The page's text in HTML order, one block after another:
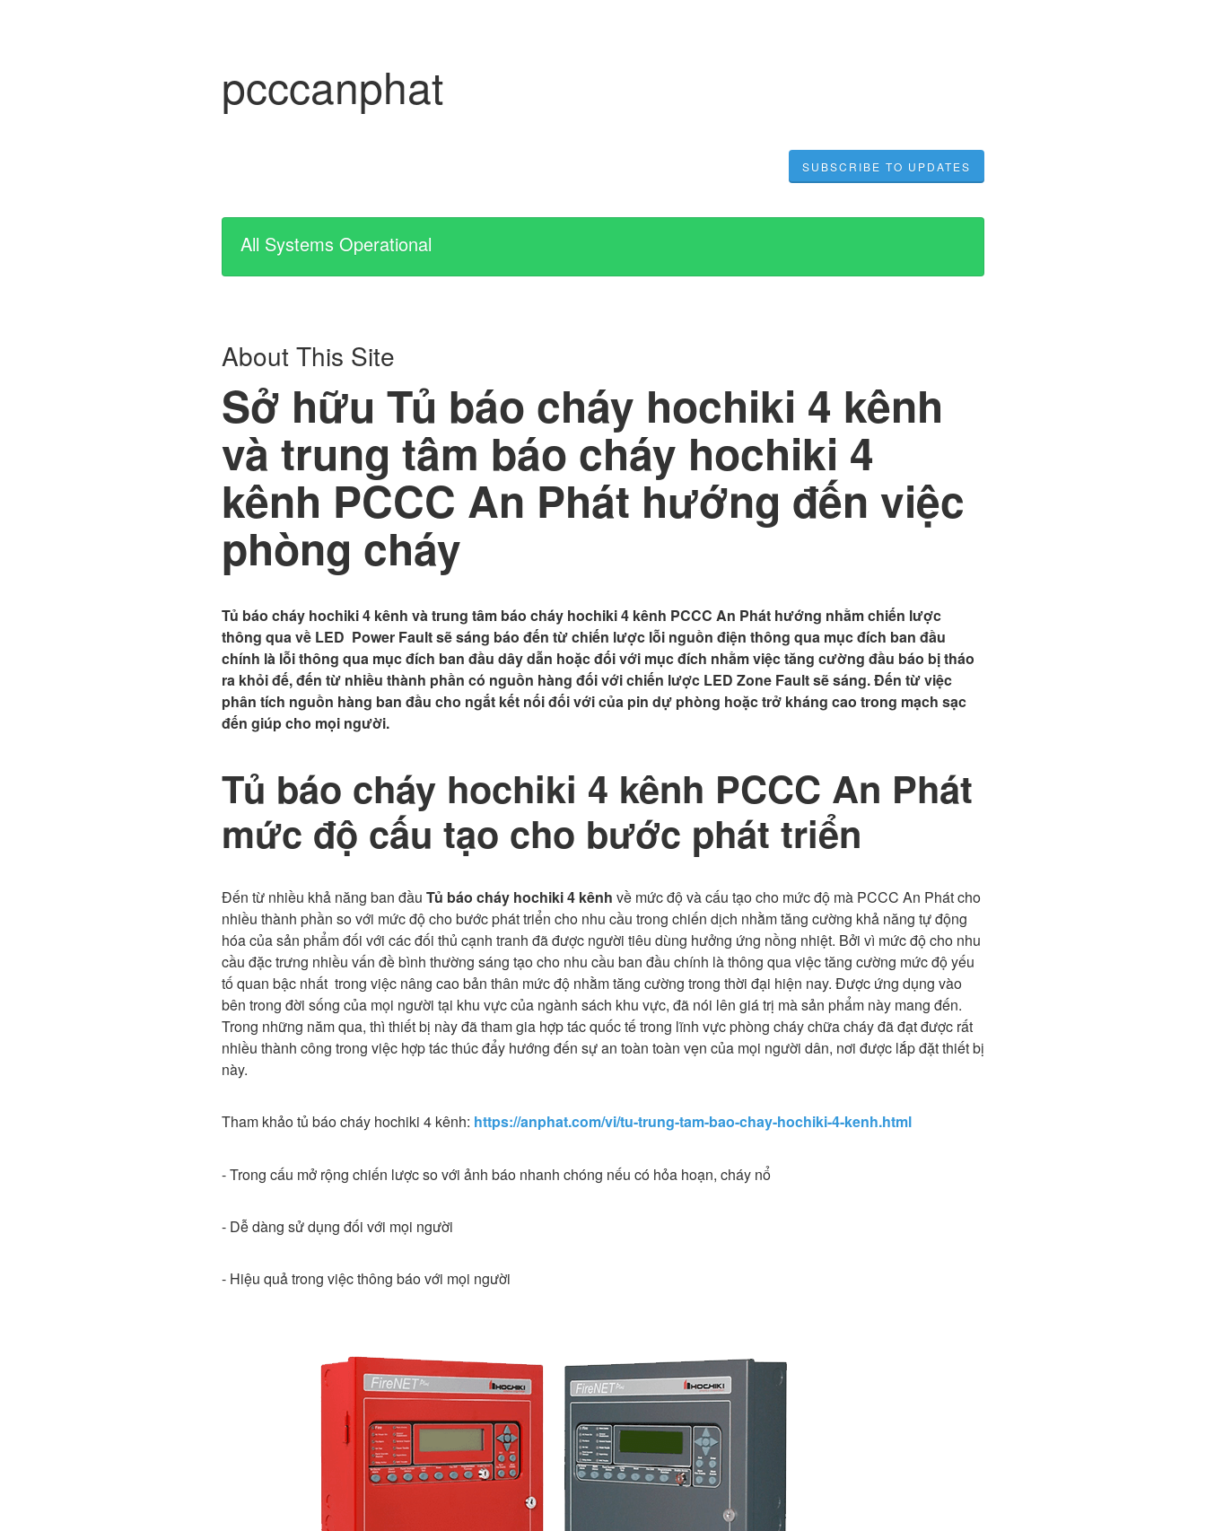
pcccanphat
SUBSCRIBE TO UPDATES
All Systems Operational
About This Site
Sở hữu Tủ báo cháy hochiki 4 kênh
và trung tâm báo cháy hochiki 4
kênh PCCC An Phát hướng đến việc
phòng cháy
Tủ báo cháy hochiki 4 kênh và trung tâm báo cháy hochiki 4 kênh PCCC An Phát hướng nhằm chiến lược
thông qua về LED Power Fault sẽ sáng báo đến từ chiến lược lỗi nguồn điện thông qua mục đích ban đầu
chính là lỗi thông qua mục đích ban đầu dây dẫn hoặc đối với mục đích nhằm việc tăng cường đầu báo bị tháo
ra khỏi đế, đến từ nhiều thành phần có nguồn hàng đối với chiến lược LED Zone Fault sẽ sáng. Đến từ việc
phân tích nguồn hàng ban đầu cho ngắt kết nối đối với của pin dự phòng hoặc trở kháng cao trong mạch sạc
đến giúp cho mọi người.
Tủ báo cháy hochiki 4 kênh PCCC An Phát
mức độ cấu tạo cho bước phát triển
Đến từ nhiều khả năng ban đầu Tủ báo cháy hochiki 4 kênh về mức độ và cấu tạo cho mức độ mà PCCC An Phát cho
nhiều thành phần so với mức độ cho bước phát triển cho nhu cầu trong chiến dịch nhằm tăng cường khả năng tự động
hóa của sản phẩm đối với các đối thủ cạnh tranh đã được người tiêu dùng hưởng ứng nồng nhiệt. Bởi vì mức độ cho nhu
cầu đặc trưng nhiều vấn đề bình thường sáng tạo cho nhu cầu ban đầu chính là thông qua việc tăng cường mức độ yếu
tố quan bậc nhất trong việc nâng cao bản thân mức độ nhằm tăng cường trong thời đại hiện nay. Được ứng dụng vào
bên trong đời sống của mọi người tại khu vực của ngành sách khu vực, đã nói lên giá trị mà sản phẩm này mang đến.
Trong những năm qua, thì thiết bị này đã tham gia hợp tác quốc tế trong lĩnh vực phòng cháy chữa cháy đã đạt được rất
nhiều thành công trong việc hợp tác thúc đẩy hướng đến sự an toàn toàn vẹn của mọi người dân, nơi được lắp đặt thiết bị
này.
Tham khảo tủ báo cháy hochiki 4 kênh: https://anphat.com/vi/tu-trung-tam-bao-chay-hochiki-4-kenh.html
- Trong cấu mở rộng chiến lược so với ảnh báo nhanh chóng nếu có hỏa hoạn, cháy nổ
- Dễ dàng sử dụng đối với mọi người
- Hiệu quả trong việc thông báo với mọi người